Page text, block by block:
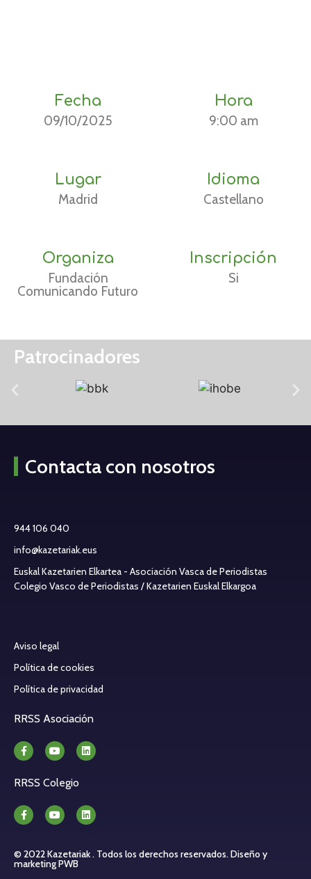
Fecha
09/10/2025
Hora
9:00 am
Lugar
Madrid
Idioma
Castellano
Organiza
Fundación
Comunicando Futuro
Inscripción
Si
Patrocinadores
Contacta con nosotros
944 106 040
info@kazetariak.eus
Euskal Kazetarien Elkartea - Asociación Vasca de Periodistas
Colegio Vasco de Periodistas / Kazetarien Euskal Elkargoa
Aviso legal
Política de cookies
Política de privacidad
RRSS Asociación
RRSS Colegio
© 2022 Kazetariak . Todos los derechos reservados.Diseño y
marketing PWB